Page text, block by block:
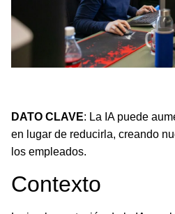
DATO CLAVE: La IA puede
en lugar de reducirla, creando
los empleados.
Contexto